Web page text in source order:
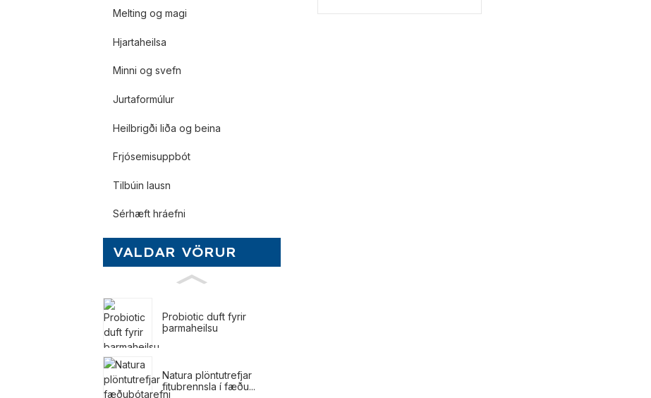
Melting og magi
Hjartaheilsa
Minni og svefn
Jurtaformúlur
Heilbrigði liða og beina
Frjósemisuppbót
Tilbúin lausn
Sérhæft hráefni
VALDAR VÖRUR
Probiotic duft fyrir
þarmaheilsu
Natura plöntutrefjar
fitubrennsla í fæðu...